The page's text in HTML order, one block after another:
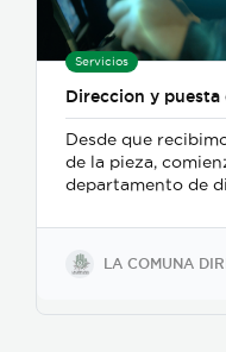
Servicios
Direccion y puesta
Desde que
de la pieza,
departamento de
buscamos
fuertemente en la
para los actores con
LA COMUNA